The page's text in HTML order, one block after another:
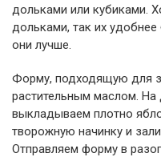
дольками или кубиками.
дольками, так их
они лучше.
Форму, подходящую для
растительным маслом. На
выкладываем плотно
творожную начинку и
Отправляем форму в